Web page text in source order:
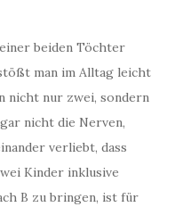
beiden Töchter
man im Alltag leicht
nicht nur zwei, sondern
nicht die Nerven,
verliebt, dass
Kinder inklusive
B zu bringen, ist für